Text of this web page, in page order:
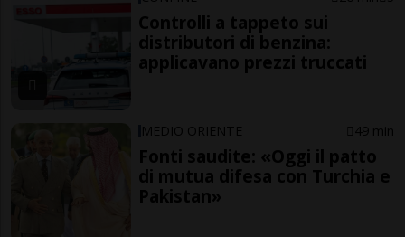
Controlli a tappeto sui
distributori di benzina:
applicavano prezzi truccati
MEDIO ORIENTE 49 min
Fonti saudite: «Oggi il patto
di mutua difesa con Turchia e
Pakistan»